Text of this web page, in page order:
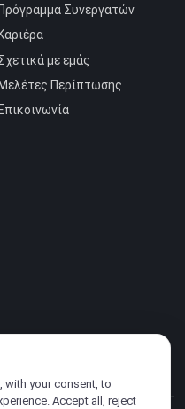
Πρόγραμμα Συνεργατών
Καριέρα
με εμάς
Μελέτες Περίπτωσης
Επικοινωνία
with your consent, to
Accept all, reject